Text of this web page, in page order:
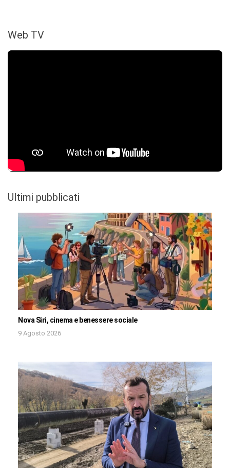
Web TV
Ultimi pubblicati
Nova Siri, cinema e benessere sociale
9 Agosto 2026